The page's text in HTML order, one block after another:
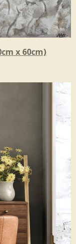
x 60cm)